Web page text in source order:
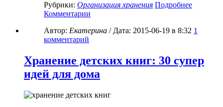
Рубрики: Организация хранения Подробнее
Комментарии
Автор: Екатерина / Дата: 2015-06-19 в 8:32 1
комментарий
Хранение детских книг: 30 супер
идей для дома